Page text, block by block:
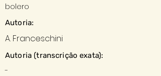
bolero
Autoria:
A. Franceschini
Autoria (transcrição exata):
-